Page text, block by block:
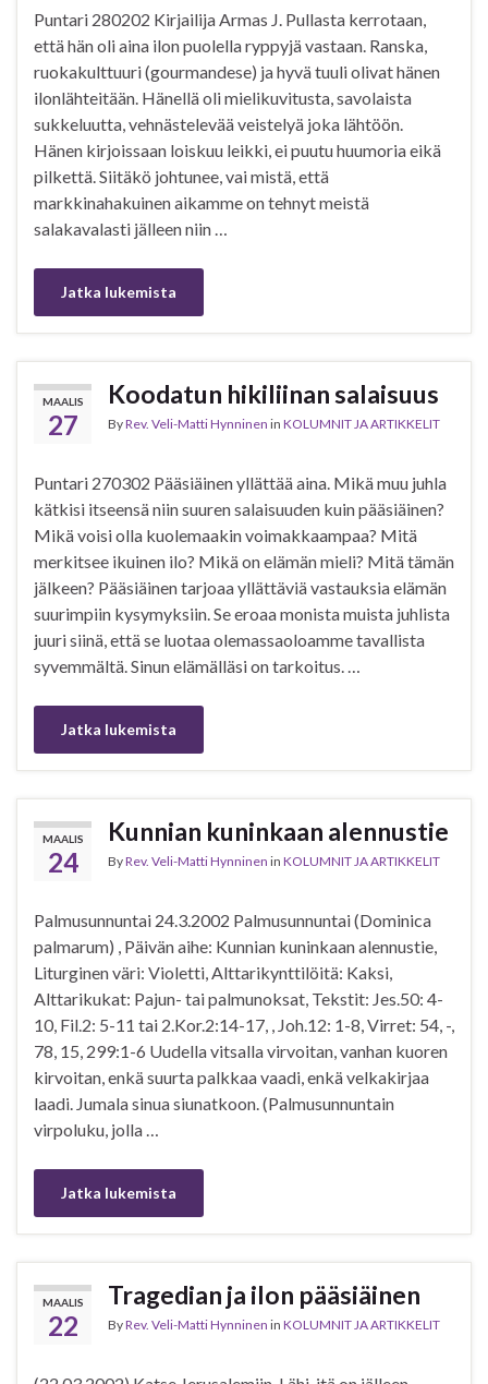
Puntari 280202 Kirjailija Armas J. Pullasta kerrotaan,
että hän oli aina ilon puolella ryppyjä vastaan. Ranska,
ruokakulttuuri (gourmandese) ja hyvä tuuli olivat hänen
ilonlähteitään. Hänellä oli mielikuvitusta, savolaista
sukkeluutta, vehnästelevää veistelyä joka lähtöön.
Hänen kirjoissaan loiskuu leikki, ei puutu huumoria eikä
pilkettä. Siitäkö johtunee, vai mistä, että
markkinahakuinen aikamme on tehnyt meistä
salakavalasti jälleen niin …
Jatka lukemista
MAALIS
27
Koodatun hikiliinan salaisuus
ByRev. Veli-Matti Hynninen in KOLUMNIT JA ARTIKKELIT
Puntari 270302 Pääsiäinen yllättää aina. Mikä muu juhla
kätkisi itseensä niin suuren salaisuuden kuin pääsiäinen?
Mikä voisi olla kuolemaakin voimakkaampaa? Mitä
merkitsee ikuinen ilo? Mikä on elämän mieli? Mitä tämän
jälkeen? Pääsiäinen tarjoaa yllättäviä vastauksia elämän
suurimpiin kysymyksiin. Se eroaa monista muista juhlista
juuri siinä, että se luotaa olemassaoloamme tavallista
syvemmältä. Sinun elämälläsi on tarkoitus. …
Jatka lukemista
MAALIS
24
Kunnian kuninkaan alennustie
ByRev. Veli-Matti Hynninen in KOLUMNIT JA ARTIKKELIT
Palmusunnuntai 24.3.2002 Palmusunnuntai (Dominica
palmarum) , Päivän aihe: Kunnian kuninkaan alennustie,
Liturginen väri: Violetti, Alttarikynttilöitä: Kaksi,
Alttarikukat: Pajun- tai palmunoksat, Tekstit: Jes.50: 4-
10, Fil.2: 5-11 tai 2.Kor.2:14-17, , Joh.12: 1-8, Virret: 54, -,
78, 15, 299:1-6 Uudella vitsalla virvoitan, vanhan kuoren
kirvoitan, enkä suurta palkkaa vaadi, enkä velkakirjaa
laadi. Jumala sinua siunatkoon. (Palmusunnuntain
virpoluku, jolla …
Jatka lukemista
MAALIS
22
Tragedian ja ilon pääsiäinen
ByRev. Veli-Matti Hynninen in KOLUMNIT JA ARTIKKELIT